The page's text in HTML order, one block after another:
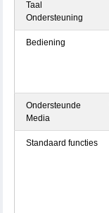
Taal
Ondersteuning
Bediening
Ondersteunde
Media
Standaard functies